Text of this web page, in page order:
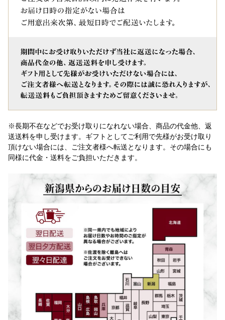
※長期不在などでお受け取りになれない場合、商品の代金他、返
送送料を申し受けます。ギフトとしてご利用で先様がお受け取り
頂けない場合には、ご注文者様へ転送となります。その場合にも
同様に代金・送料をご負担いただきます。